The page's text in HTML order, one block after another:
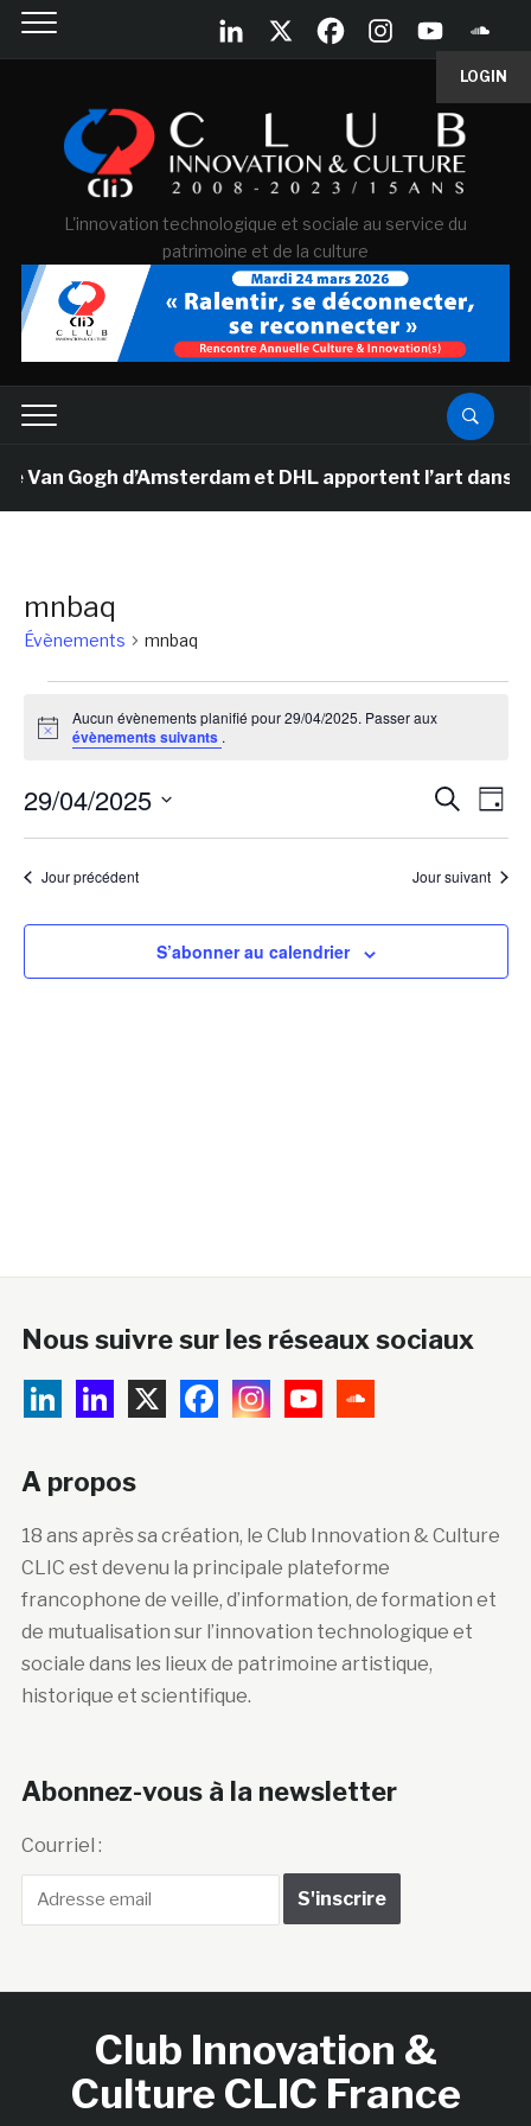
LOGIN
L'innovation technologique et sociale au service du
patrimoine et de la culture
Van Gogh d’Amsterdam et DHL apportent l’art dans
mnbaq
Évènements mnbaq
for
Notice
Aucun évènements planifié pour 29/04/2025. Passer aux
évènements suivants .
et
de
Jour
29/04/2025
Sélectionnez
uneJour précédent Jour suivant
S’abonner au calendrier
Nous suivre sur les réseaux sociaux
A propos
18 ans après sa création, le Club Innovation & Culture
CLIC est devenu la principale plateforme
francophone de veille, d’information, de formation et
de mutualisation sur l’innovation technologique et
sociale dans les lieux de patrimoine artistique,
historique et scientifique.
Abonnez-vous à la newsletter
Courriel :
Club Innovation &
Culture CLIC France